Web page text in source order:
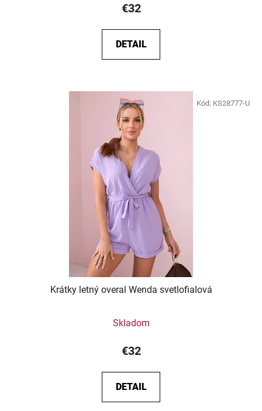
€32
DETAIL
Krátky letný overal Wenda svetlofialová
Skladom
€32
DETAIL
Kód: KS28777-U